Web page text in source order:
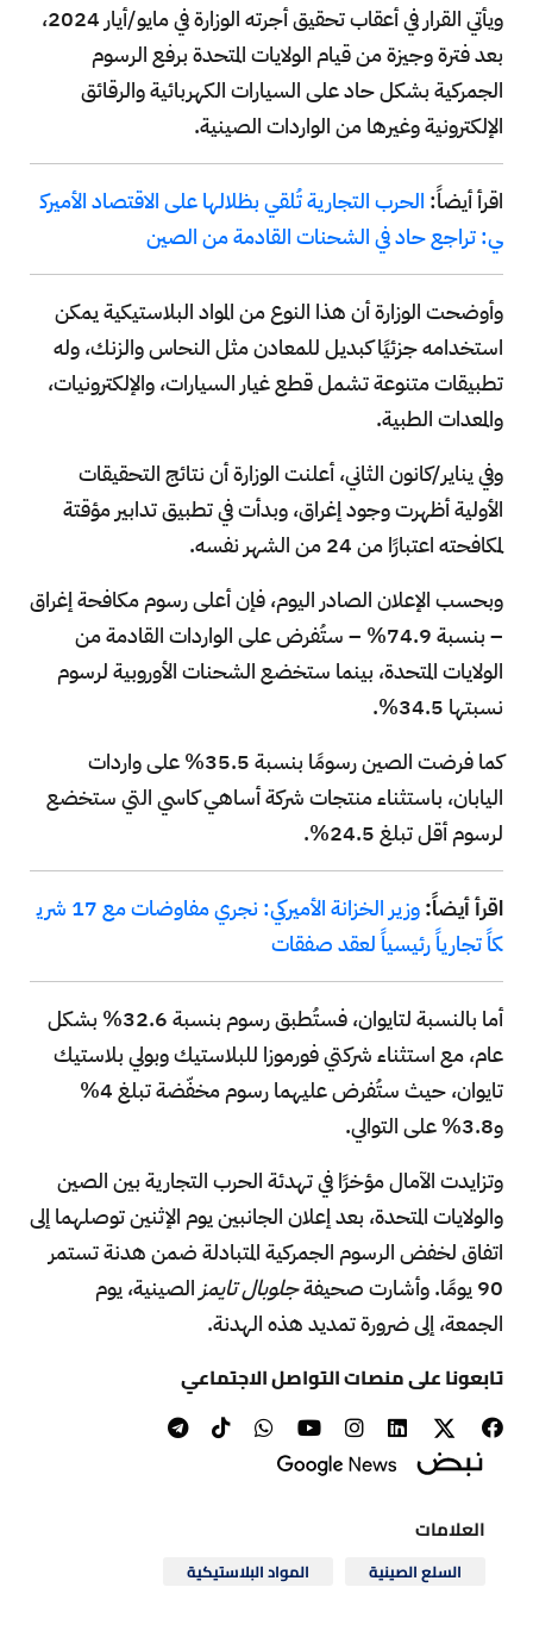
ويأتي القرار في أعقاب تحقيق أجرته الوزارة في مايو/أيار 2024،
بعد فترة وجيزة من قيام الولايات المتحدة برفع الرسوم
الجمركية بشكل حاد على السيارات الكهربائية والرقائق
الإلكترونية وغيرها من الواردات الصينية.
اقرأ أيضاً: الحرب التجارية تُلقي بظلالها على الاقتصاد الأميرك
ي: تراجع حاد في الشحنات القادمة من الصين
وأوضحت الوزارة أن هذا النوع من المواد البلاستيكية يمكن
استخدامه جزئيًا كبديل للمعادن مثل النحاس والزنك، وله
تطبيقات متنوعة تشمل قطع غيار السيارات، والإلكترونيات،
والمعدات الطبية.
وفي يناير/كانون الثاني، أعلنت الوزارة أن نتائج التحقيقات
الأولية أظهرت وجود إغراق، وبدأت في تطبيق تدابير مؤقتة
لمكافحته اعتبارًا من 24 من الشهر نفسه.
وبحسب الإعلان الصادر اليوم، فإن أعلى رسوم مكافحة إغراق
– بنسبة 74.9% – ستُفرض على الواردات القادمة من
الولايات المتحدة، بينما ستخضع الشحنات الأوروبية لرسوم
نسبتها 34.5%.
كما فرضت الصين رسومًا بنسبة 35.5% على واردات
اليابان، باستثناء منتجات شركة أساهي كاسي التي ستخضع
لرسوم أقل تبلغ 24.5%.
اقرأ أيضاً:
وزير الخزانة الأميركي: نجري مفاوضات مع 17 شري
كاً تجارياً رئيسياً لعقد صفقات
أما بالنسبة لتايوان، فستُطبق رسوم بنسبة 32.6% بشكل
عام، مع استثناء شركتي فورموزا للبلاستيك وبولي بلاستيك
تايوان، حيث ستُفرض عليهما رسوم مخفّضة تبلغ 4%
و3.8% على التوالي.
وتزايدت الآمال مؤخرًا في تهدئة الحرب التجارية بين الصين
والولايات المتحدة، بعد إعلان الجانبين يوم الإثنين توصلهما إلى
اتفاق لخفض الرسوم الجمركية المتبادلة ضمن هدنة تستمر
90 يومًا. وأشارت صحيفة
جلوبال تايمز الصينية، يوم
الجمعة، إلى ضرورة تمديد هذه الهدنة.
تابعونا على منصات التواصل الاجتماعي
العلامات
السلع الصينية المواد البلاستيكية